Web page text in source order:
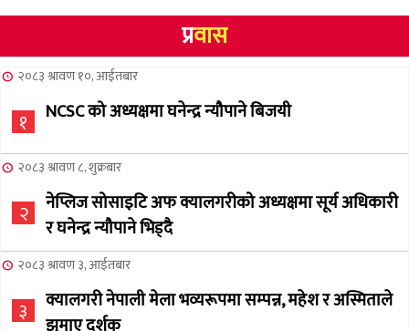
प्रवास
२०८३ श्रावण १०, आईतबार
१ NCSC को अध्यक्षमा घनेन्द्र न्यौपाने बिजयी
२०८३ श्रावण ८, शुक्रबार
२
नेप्लिज सोसाइटि अफ क्यालगरीको अध्यक्षमा सूर्य अधिकारी
र घनेन्द्र न्यौपाने भिड्दै
२०८३ श्रावण ३, आईतबार
३
क्यालगरी नेपाली मेला भव्यरूपमा सम्पन्न, महेश र अस्मिताले